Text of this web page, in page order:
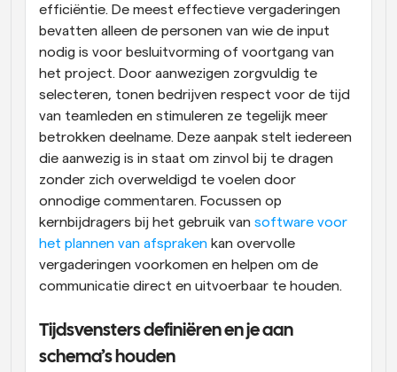
efficiëntie. De meest effectieve vergaderingen
bevatten alleen de personen van wie de input
nodig is voor besluitvorming of voortgang van
het project. Door aanwezigen zorgvuldig te
selecteren, tonen bedrijven respect voor de tijd
van teamleden en stimuleren ze tegelijk meer
betrokken deelname. Deze aanpak stelt iedereen
die aanwezig is in staat om zinvol bij te dragen
zonder zich overweldigd te voelen door
onnodige commentaren. Focussen op
kernbijdragers bij het gebruik van software voor
het plannen van afspraken kan overvolle
vergaderingen voorkomen en helpen om de
communicatie direct en uitvoerbaar te houden.
Tijdsvensters definiëren en je aan
schema’s houden